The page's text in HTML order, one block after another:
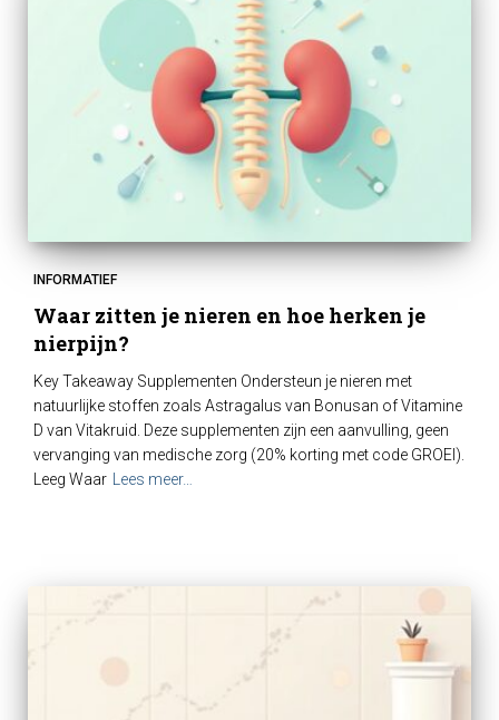
INFORMATIEF
Waar zitten je nieren en hoe herken je
nierpijn?
Key Takeaway Supplementen Ondersteun je nieren met
natuurlijke stoffen zoals Astragalus van Bonusan of Vitamine
D van Vitakruid. Deze supplementen zijn een aanvulling, geen
vervanging van medische zorg (20% korting met code GROEI).
Leeg Waar
Lees meer…